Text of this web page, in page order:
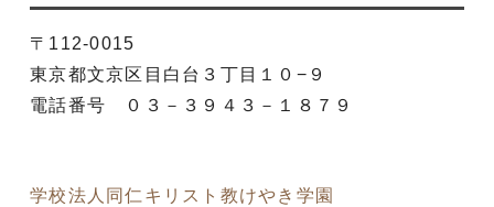
〒112-0015
東京都文京区目白台３丁目１０−９
電話番号 ０３－３９４３－１８７９
学校法人同仁キリスト教けやき学園